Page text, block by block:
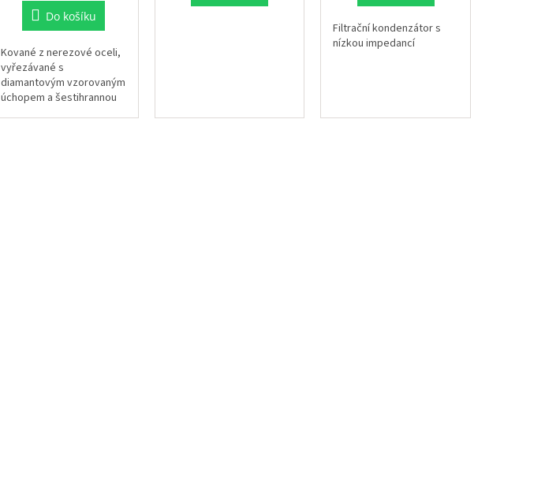
Do košíku
Kované z nerezové oceli,
vyřezávané s
diamantovým vzorovaným
úchopem a šestihrannou
Filtrační kondenzátor s
nízkou impedancí